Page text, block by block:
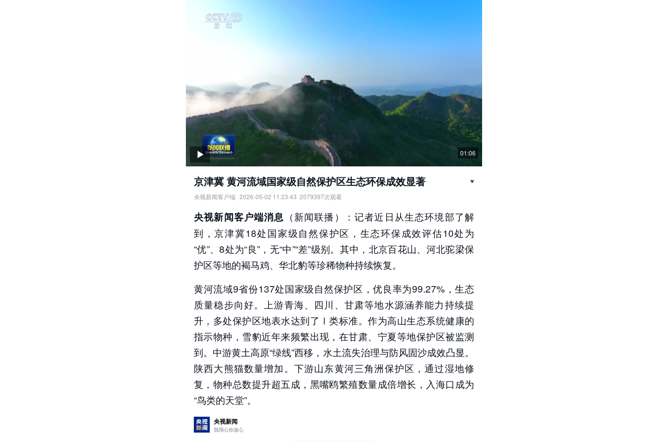
01:06
京津冀 黄河流域国家级自然保护区生态环保成效显著
央视新闻客户端 2026-05-02 11:23:43 2079397次观看
责任编辑：央视新闻客户端
央视新闻客户端消息 （新闻联播）：记者近日从生态环境部了解
到，京津冀18处国家级自然保护区，生态环保成效评估10处为
“优”、8处为“良”，无“中”“差”级别。其中，北京百花山、河北驼梁保
护区等地的褐马鸡、华北豹等珍稀物种持续恢复。
黄河流域9省份137处国家级自然保护区，优良率为99.27%，生态
质量稳步向好。上游青海、四川、甘肃等地水源涵养能力持续提
升，多处保护区地表水达到了Ⅰ类标准。作为高山生态系统健康的
指示物种，雪豹近年来频繁出现，在甘肃、宁夏等地保护区被监测
到。中游黄土高原“绿线”西移，水土流失治理与防风固沙成效凸显。
陕西大熊猫数量增加。下游山东黄河三角洲保护区，通过湿地修
复，物种总数提升超五成，黑嘴鸥繁殖数量成倍增长，入海口成为
“鸟类的天堂”。
央视新闻
我用心你放心